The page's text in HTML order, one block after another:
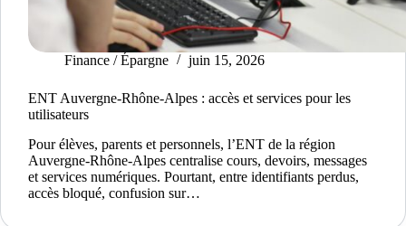
Finance / Épargne juin 15, 2026
ENT Auvergne-Rhône-Alpes : accès et services pour les
utilisateurs
Pour élèves, parents et personnels, l’ENT de la région
Auvergne-Rhône-Alpes centralise cours, devoirs, messages
et services numériques. Pourtant, entre identifiants perdus,
accès bloqué, confusion sur…